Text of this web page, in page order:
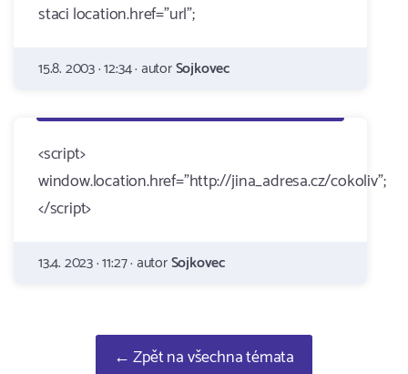
staci location.href="url";
15.8. 2003 · 12:34 · autorSojkovec
<script>
window.location.href="http://jina_adresa.cz/cokoliv";
</script>
13.4. 2023 · 11:27 · autorSojkovec
← Zpět na všechna témata